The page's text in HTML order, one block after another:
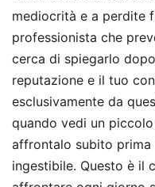
mediocrità e a perdite
professionista che
cerca di spiegarlo
reputazione e il tuo
esclusivamente da
quando vedi un
affrontalo subito prima
ingestibile. Questo è il